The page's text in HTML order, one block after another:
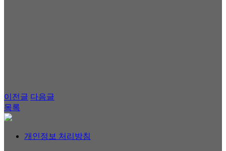
이전글 다음글
목록
개인정보 처리방침